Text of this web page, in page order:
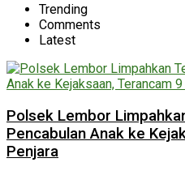
Trending
Comments
Latest
Polsek Lembor
Pencabulan Anak ke
Penjara